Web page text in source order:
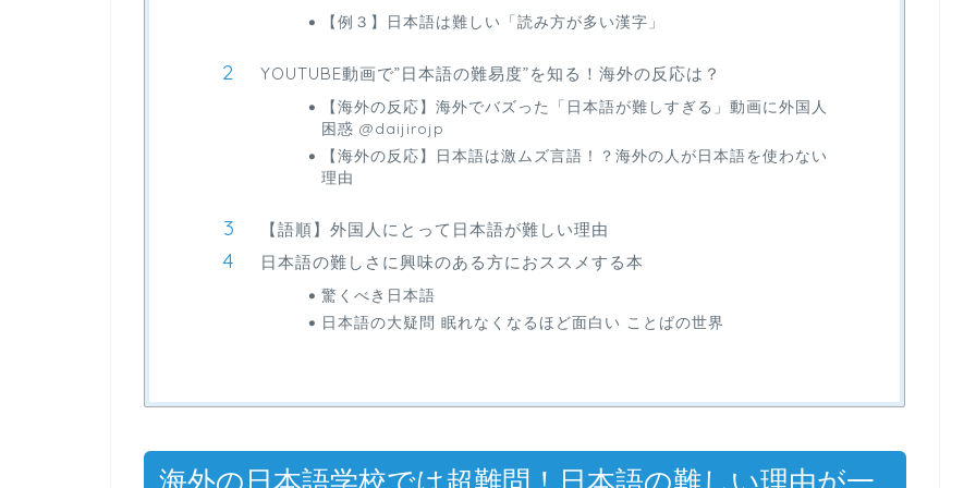
【例３】日本語は難しい「読み方が多い漢字」
YOUTUBE動画で”日本語の難易度”を知る！海外の反応は？
【海外の反応】海外でバズった「日本語が難しすぎる」動画に外国人
困惑 ‪@daijirojp‬
【海外の反応】日本語は激ムズ言語！？海外の人が日本語を使わない
理由
【語順】外国人にとって日本語が難しい理由
日本語の難しさに興味のある方におススメする本
驚くべき日本語
日本語の大疑問 眠れなくなるほど面白い ことばの世界